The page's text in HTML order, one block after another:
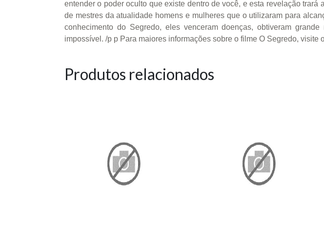
entender o poder oculto que existe dentro de você, e esta revelação
de mestres da atualidade homens e mulheres que o utilizaram para
conhecimento do Segredo, eles venceram doenças, obtiveram
impossível. /p p Para maiores informações sobre o filme O Segredo, visite
Produtos relacionados